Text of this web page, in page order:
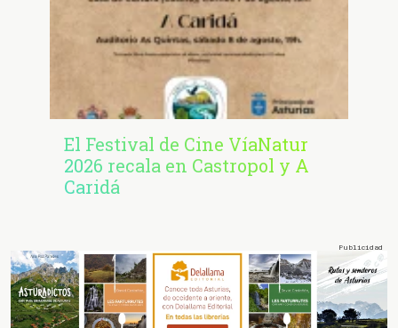
El Festival de Cine VíaNatur
2026 recala en Castropol y A
Caridá